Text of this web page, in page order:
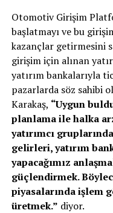
Otomotiv Girişim
başlatmayı ve bu
kazançlar getirmesini
girişim için alınan
yatırım bankalarıyla
pazarlarda söz sahibi
Karakaş, “Uygun
planlama ile halka
yatırımcı
gelirleri, yatırım
yapacağımız
güçlendirmek.
piyasalarında işlem
üretmek.” diyor.